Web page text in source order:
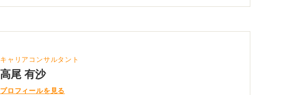
キャリアコンサルタント
高尾 有沙
プロフィールを見る